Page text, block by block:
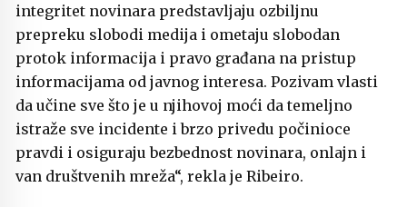
integritet novinara predstavljaju ozbiljnu
prepreku slobodi medija i ometaju slobodan
protok informacija i pravo građana na pristup
informacijama od javnog interesa. Pozivam vlasti
da učine sve što je u njihovoj moći da temeljno
istraže sve incidente i brzo privedu počinioce
pravdi i osiguraju bezbednost novinara, onlajn i
van društvenih mreža“, rekla je Ribeiro.